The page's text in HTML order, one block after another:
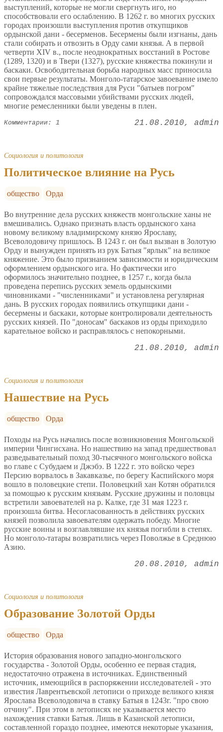
выступлений, которые не могли свергнуть иго, но
способствовали его ослаблению. В 1262 г. во многих русских
городах произошли выступления против откупщиков
ордынской дани - бесерменов. Бесермены были изгнаны, дань
стали собирать и отвозить в Орду сами князья. А в первой
четверти XIV в., после неоднократных восстаний в Ростове
(1289, 1320) и в Твери (1327), русские княжества покинули и
баскаки. Освободительная борьба народных масс приносила
свои первые результаты. Монголо-татарское завоевание имело
крайне тяжелые последствия для Руси "батыев погром"
сопровождался массовыми убийствами русских людей,
многие ремесленники были уведены в плен.
Комментарии: 1 21.08.2010 admin
Социология и политология
Политическое влияние на Русь
общество Орда
Во внутренние дела русских княжеств монгольские ханы не
вмешивались. Однако признать власть ордынского хана
новому великому владимирскому князю Ярославу,
Всеволодовичу пришлось. В 1243 г. он был вызван в Золотую
Орду и вынужден принять из рук Батыя "ярлык" на великое
княжение. Это было признанием зависимости и юридическим
оформлением ордынского ига. Но фактически иго
оформилось значительно позднее, в 1257 г., когда была
проведена перепись русских земель ордынскими
чиновниками - "численниками" и установлена регулярная
дань. В русских городах появились откупщики дани -
бесермены и баскаки, которые контролировали деятельность
русских князей. По "доносам" баскаков из орды приходило
карательное войско и расправлялось с непокорными.
21.08.2010 admin
Социология и политология
Нашествие на Русь
общество Орда
Походы на Русь начались после возникновения Монгольской
империи Чингисхана. Но нашествию на запад предшествовал
разведывательный поход 30-тысячного монгольского войска
во главе с Субудаем и Джэбэ. В 1222 г. это войско через
Персию ворвалось в Закавказье, по берегу Каспийского моря
вошло в половецкие степи. Половецкий хан Котян обратился
за помощью к русским князьям. Русские дружины и половцы
встретили завоевателей на р. Калке, где 31 мая 1223 г.
произошла битва. Несогласованность в действиях русских
князей позволила завоевателям одержать победу. Многие
русские воины и возглавлявшие их князья погибли в степях.
Но монголо-татары возвратились через Поволжье в Среднюю
Азию.
20.08.2010 admin
Социология и политология
Образование Золотой Орды
общество Орда
История образования нового западно-монгольского
государства - Золотой Орды, особенно ее первая стадия,
недостаточно отражена в источниках. Единственный
источник, имеющийся в распоряжении исследователей - это
известия Лаврентьевской летописи о приходе великого князя
Ярослава Всеволодовича в ставку Батыя в 1243г. "про свою
отчину". При этом в летописях не указывается место
нахождения ставки Батыя. Лишь в Казанской летописи,
составленной гораздо позднее, имеются некоторые указания,